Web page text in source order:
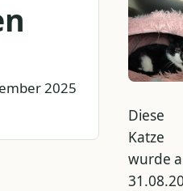
2025
Diese
Katze
wurde